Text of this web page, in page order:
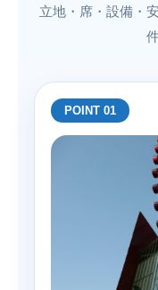
立地・席・設備・
POINT 01